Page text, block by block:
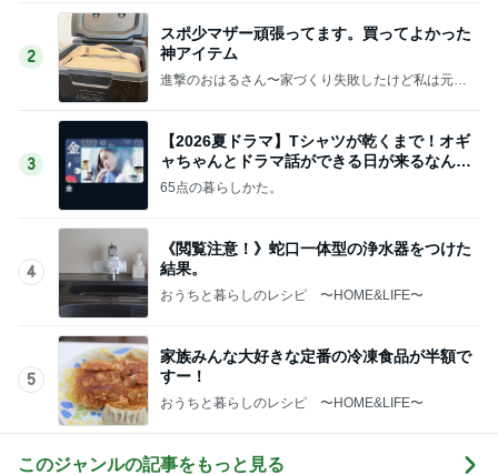
2
スポ少マザー頑張ってます。買ってよかった
神アイテム
進撃のおはるさん〜家づくり失敗したけど私は元気
3
【2026夏ドラマ】Tシャツが乾くまで！オギ
ャちゃんとドラマ話ができる日が来るなん
て！
65点の暮らしかた。
4
《閲覧注意！》蛇口一体型の浄水器をつけた
結果。
おうちと暮らしのレシピ 〜HOME&LIFE〜
5
家族みんな大好きな定番の冷凍食品が半額で
すー！
おうちと暮らしのレシピ 〜HOME&LIFE〜
このジャンルの記事をもっと見る